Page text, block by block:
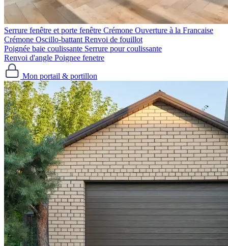
Serrure fenêtre et porte fenêtre Crémone Ouverture à la Francaise
Crémone Oscillo-battant Renvoi de fouillot
Poignée baie coulissante Serrure pour coulissante
Renvoi d'angle Poignee fenetre
Mon portail & portillon